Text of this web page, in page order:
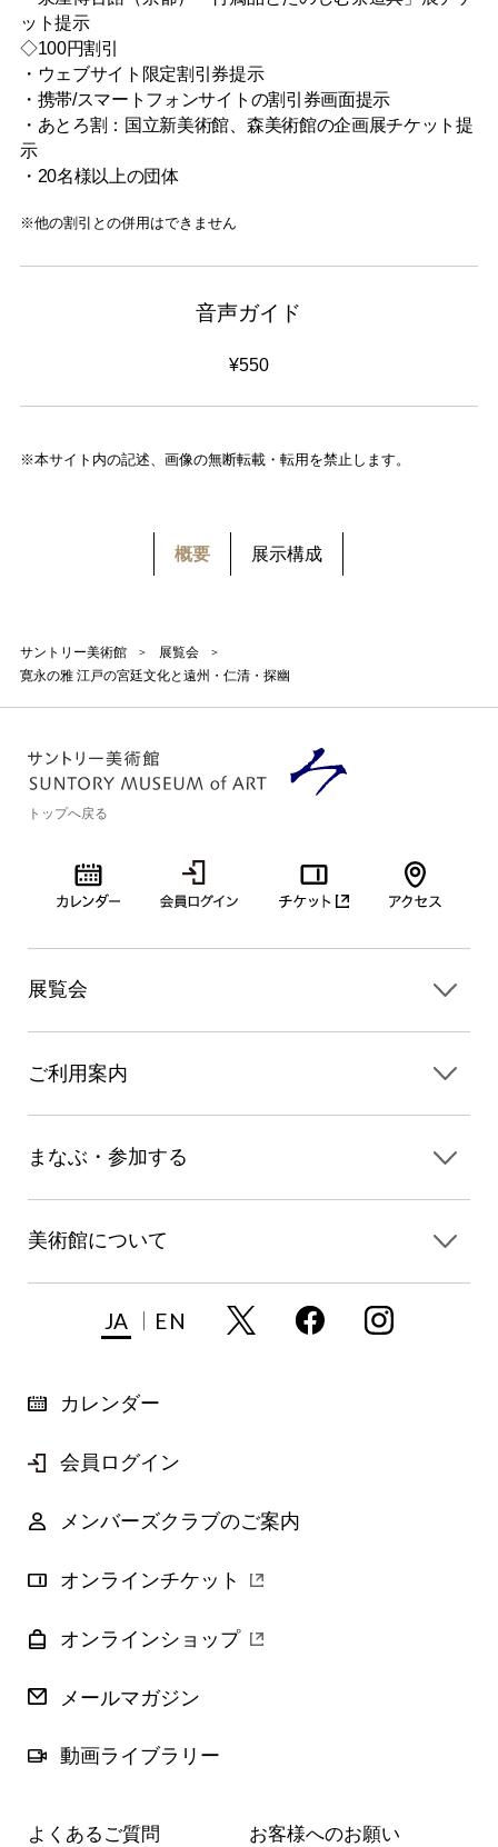
サントリー美術館
展覧会
寛永の雅 江戸の宮廷文化と遠州・仁清・探幽
ット提示
◇100円割引
・ウェブサイト限定割引券提示
・携帯/スマートフォンサイトの割引券画面提示
・あとろ割：国立新美術館、森美術館の企画展チケット提
示
・20名様以上の団体
※他の割引との併用はできません
音声ガイド
¥550
※本サイト内の記述、画像の無断転載・転用を禁止します。
概要 展示構成
トップへ戻る
JA EN
展覧会
ご利用案内
まなぶ・参加する
美術館について
カレンダー
会員ログイン
メンバーズクラブのご案内
オンラインチケット
オンラインショップ
メールマガジン
動画ライブラリー
よくあるご質問 お客様へのお願い